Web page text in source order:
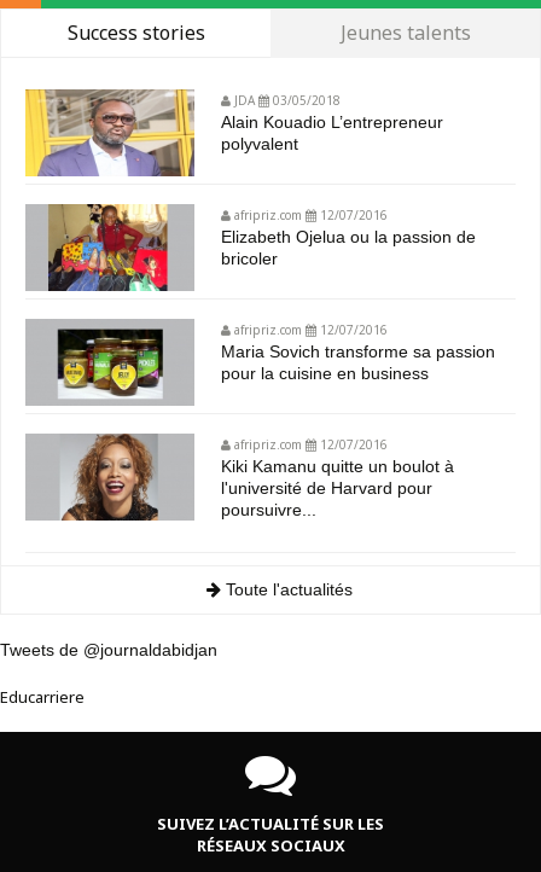
Success stories Jeunes talents
JDA 03/05/2018
Alain Kouadio L’entrepreneur
polyvalent
afripriz.com 12/07/2016
Elizabeth Ojelua ou la passion de
bricoler
afripriz.com 12/07/2016
Maria Sovich transforme sa passion
pour la cuisine en business
afripriz.com 12/07/2016
Kiki Kamanu quitte un boulot à
l'université de Harvard pour
poursuivre...
Toute l'actualités
Tweets de @journaldabidjan
Educarriere
SUIVEZ L’ACTUALITÉ SUR LES
RÉSEAUX SOCIAUX